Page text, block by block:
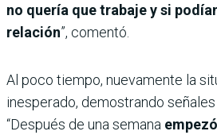
no quería que trabaje y si
relación”, comentó.
Al poco tiempo, nuevamente la
inesperado, demostrando
“Después de una semana